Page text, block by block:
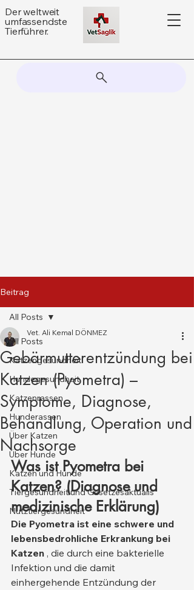
Der weltweit
umfassendste
Tierführer.
Beitrag
All Posts
Katzengesundheit
Hundegesundheit
Katzenrassen
Hunderassen
Über Katzen
Über Hunde
Katzen und Hunde
Tiergesundheit und Gesetzesaktualis
Nutztiergesundheit
All Posts
Gebärmutterentzündung bei
Katzen (Pyometra) –
Symptome, Diagnose,
Behandlung, Operation und
Nachsorge
Vet. Ali Kemal DÖNMEZ
Was ist Pyometra bei
Katzen? (Diagnose und
medizinische Erklärung)
Die Pyometra ist eine schwere und
lebensbedrohliche Erkrankung bei
Katzen , die durch eine bakterielle
Infektion und die damit
einhergehende Entzündung der